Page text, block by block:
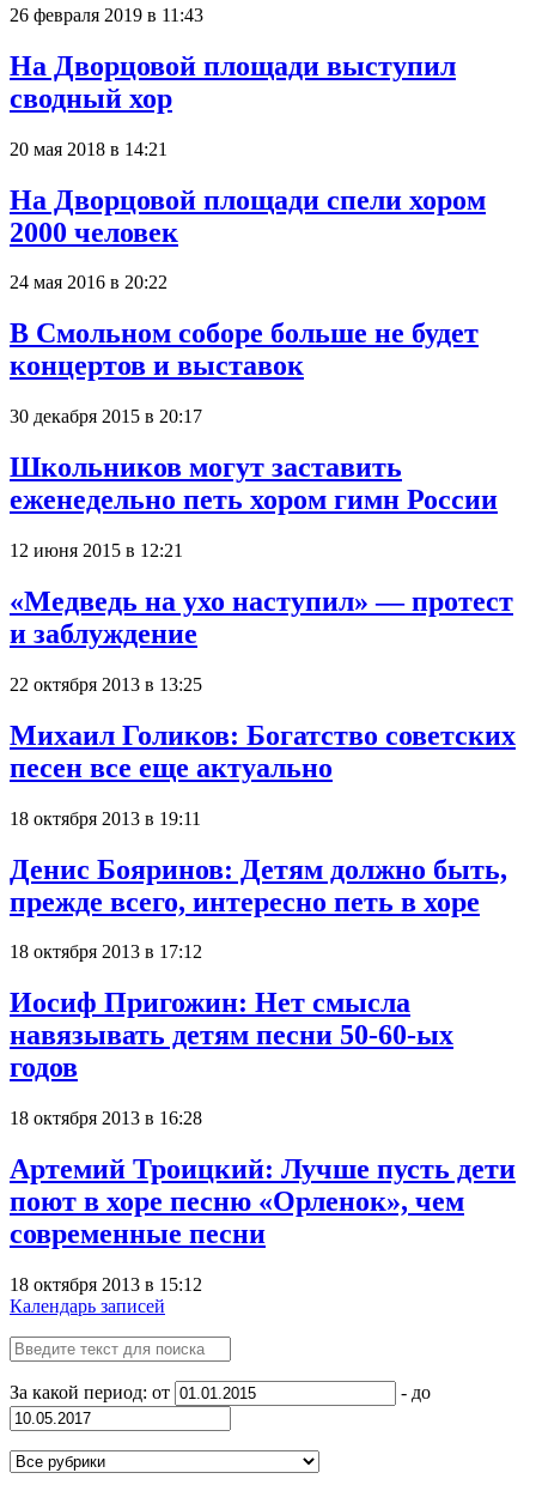
26 февраля 2019 в 11:43
На Дворцовой площади выступил
сводный хор
20 мая 2018 в 14:21
На Дворцовой площади спели хором
2000 человек
24 мая 2016 в 20:22
В Смольном соборе больше не будет
концертов и выставок
30 декабря 2015 в 20:17
Школьников могут заставить
еженедельно петь хором гимн России
12 июня 2015 в 12:21
«Медведь на ухо наступил» — протест
и заблуждение
22 октября 2013 в 13:25
Михаил Голиков: Богатство советских
песен все еще актуально
18 октября 2013 в 19:11
Денис Бояринов: Детям должно быть,
прежде всего, интересно петь в хоре
18 октября 2013 в 17:12
Иосиф Пригожин: Нет смысла
навязывать детям песни 50-60-ых
годов
18 октября 2013 в 16:28
Артемий Троицкий: Лучше пусть дети
поют в хоре песню «Орленок», чем
современные песни
18 октября 2013 в 15:12
Календарь записей
За какой период: от - до